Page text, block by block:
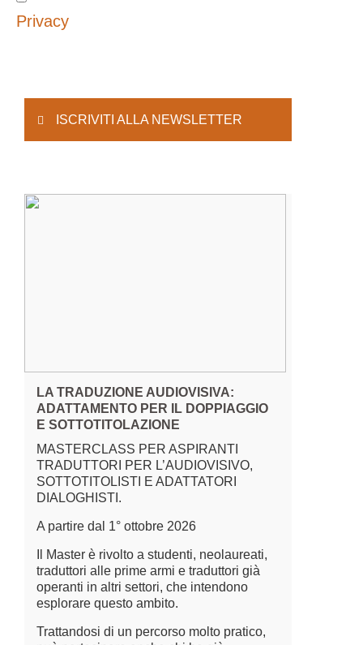
Privacy
ISCRIVITI ALLA NEWSLETTER
LA TRADUZIONE AUDIOVISIVA:
ADATTAMENTO PER IL DOPPIAGGIO
E SOTTOTITOLAZIONE
MASTERCLASS PER ASPIRANTI
TRADUTTORI PER L’AUDIOVISIVO,
SOTTOTITOLISTI E ADATTATORI
DIALOGHISTI.
A partire dal 1° ottobre 2026
Il Master è rivolto a studenti, neolaureati,
traduttori alle prime armi e traduttori già
operanti in altri settori, che intendono
esplorare questo ambito.
Trattandosi di un percorso molto pratico,